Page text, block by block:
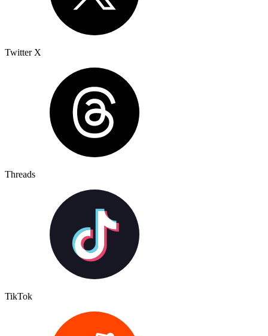
Twitter X
Threads
TikTok